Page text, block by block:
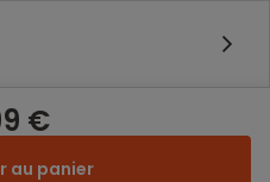
€
au panier